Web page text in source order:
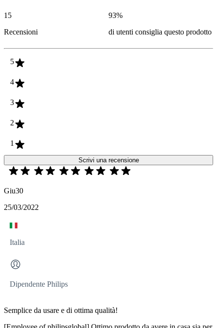
15
Recensioni
93%
di utenti consiglia questo prodotto
5
4
3
2
1
Scrivi una recensione
Giu30
25/03/2022
Italia
Dipendente Philips
Semplice da usare e di ottima qualità!